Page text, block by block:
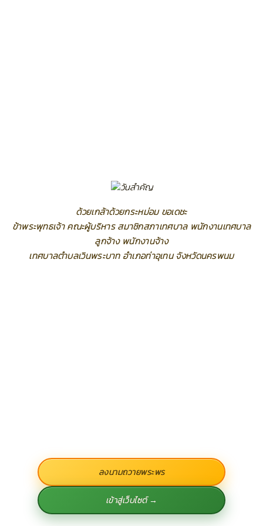
ด้วยเกล้าด้วยกระหม่อม ขอเดชะ
ข้าพระพุทธเจ้า คณะผู้บริหาร สมาชิกสภาเทศบาล พนักงานเทศบาล
ลูกจ้าง พนักงานจ้าง
เทศบาลตำบลเวินพระบาท อำเภอท่าอุเทน จังหวัดนครพนม
ลงนามถวายพระพร
เข้าสู่เว็บไซต์ →